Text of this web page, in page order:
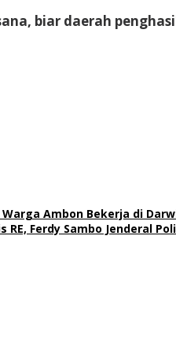
biar daerah
Ambon Bekerja di
RE, Ferdy Sambo Jenderal